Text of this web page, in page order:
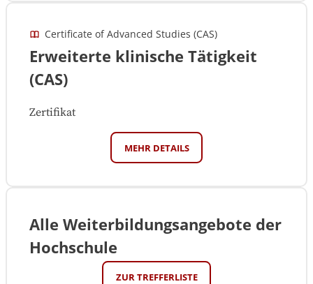
Certificate of Advanced Studies (CAS)
Erweiterte klinische Tätigkeit
(CAS)
Zertifikat
MEHR DETAILS
Alle Weiterbildungsangebote der
Hochschule
ZUR TREFFERLISTE